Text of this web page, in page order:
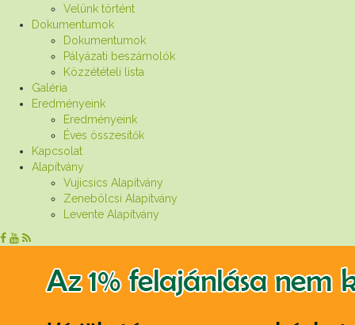
Velünk történt
Dokumentumok
Dokumentumok
Pályázati beszámolók
Közzétételi lista
Galéria
Eredményeink
Eredményeink
Éves összesítők
Kapcsolat
Alapítvány
Vujicsics Alapítvány
Zenebölcsi Alapítvány
Levente Alapítvány